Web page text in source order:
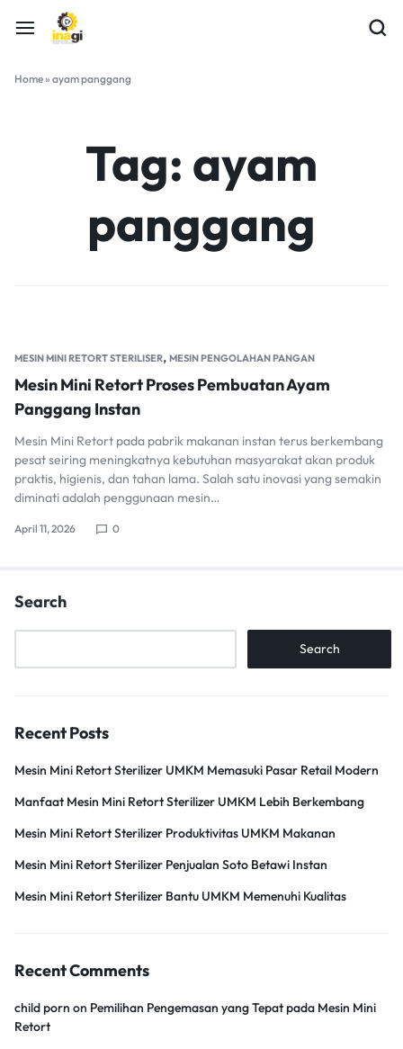
Home» ayam panggang
Tag: ayam
panggang
MESIN MINI RETORT STERILISER, MESIN PENGOLAHAN PANGAN
Mesin Mini Retort Proses Pembuatan Ayam
Panggang Instan
Mesin Mini Retort pada pabrik makanan instan terus berkembang
pesat seiring meningkatnya kebutuhan masyarakat akan produk
praktis, higienis, dan tahan lama. Salah satu inovasi yang semakin
diminati adalah penggunaan mesin…
April 11, 2026 0
Search
Search
Recent Posts
Mesin Mini Retort Sterilizer UMKM Memasuki Pasar Retail Modern
Manfaat Mesin Mini Retort Sterilizer UMKM Lebih Berkembang
Mesin Mini Retort Sterilizer Produktivitas UMKM Makanan
Mesin Mini Retort Sterilizer Penjualan Soto Betawi Instan
Mesin Mini Retort Sterilizer Bantu UMKM Memenuhi Kualitas
Recent Comments
child porn on Pemilihan Pengemasan yang Tepat pada Mesin Mini
Retort